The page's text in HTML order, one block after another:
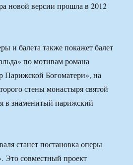
новой версии прошла в 2012
и балета также покажет балет
по мотивам романа
Парижской Богоматери», на
стены монастыря святой
в знаменитый парижский
станет постановка оперы
совместный проект